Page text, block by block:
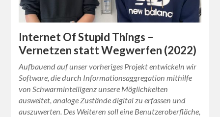
Internet Of Stupid Things –
Vernetzen statt Wegwerfen (2022)
Aufbauend auf unser vorheriges Projekt entwickeln wir
Software, die durch Informationsaggregation mithilfe
von Schwarmintelligenz unsere Möglichkeiten
ausweitet, analoge Zustände digital zu erfassen und
auszuwerten. Des Weiteren soll eine Benutzeroberfläche,